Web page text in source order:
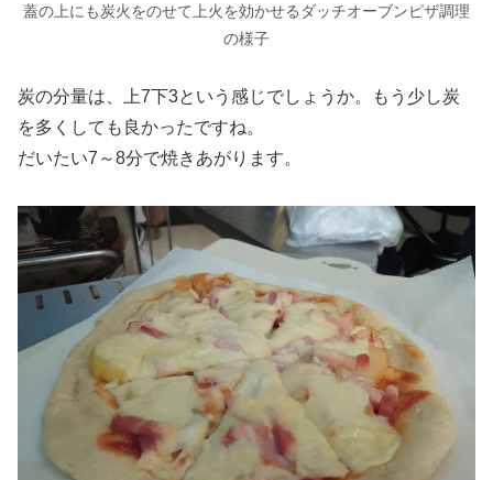
蓋の上にも炭火をのせて上火を効かせるダッチオーブンピザ調理
の様子
炭の分量は、上7下3という感じでしょうか。もう少し炭
を多くしても良かったですね。
だいたい7～8分で焼きあがります。